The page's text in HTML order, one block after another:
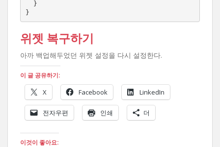
}
위젯 복구하기
아까 백업해두었던 위젯 설정을 다시 설정한다.
이 글 공유하기:
X Facebook LinkedIn
전자우편 인쇄 더
이것이 좋아요: